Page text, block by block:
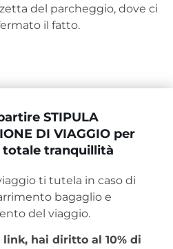
del parcheggio, dove ci
il fatto.
STIPULA
DI VIAGGIO per
tranquillità
ti tutela in caso di
bagaglio e
del viaggio.
hai diritto al 10% di